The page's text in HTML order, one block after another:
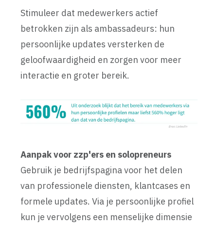
Stimuleer dat medewerkers actief
betrokken zijn als ambassadeurs: hun
persoonlijke updates versterken de
geloofwaardigheid en zorgen voor meer
interactie en groter bereik.
Aanpak voor zzp'ers en solopreneurs
Gebruik je bedrijfspagina voor het delen
van professionele diensten, klantcases en
formele updates. Via je persoonlijke profiel
kun je vervolgens een menselijke dimensie